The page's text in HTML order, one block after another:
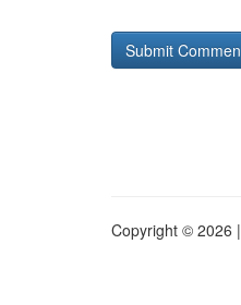
Copyright © 2026 |